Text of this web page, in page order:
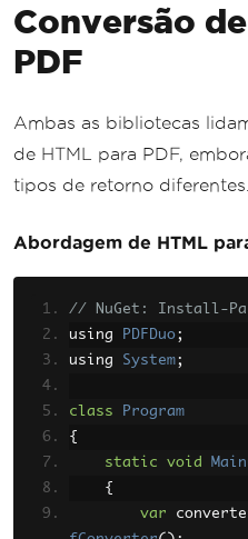
Conversão
PDF
Ambas as bibliotecas
de HTML para PDF,
tipos de retorno diferentes.
Abordagem de HTML
// NuGet: Install-
using
PDFDuo;
using System;
class
Program
{
static
void Main
{
var